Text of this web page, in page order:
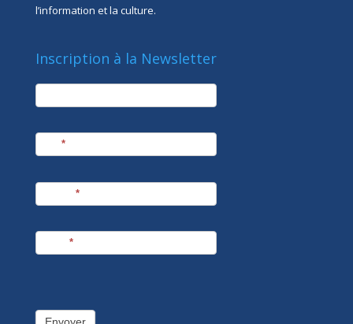
l’information et la culture.
Inscription à la Newsletter
newsletter
*
*
*